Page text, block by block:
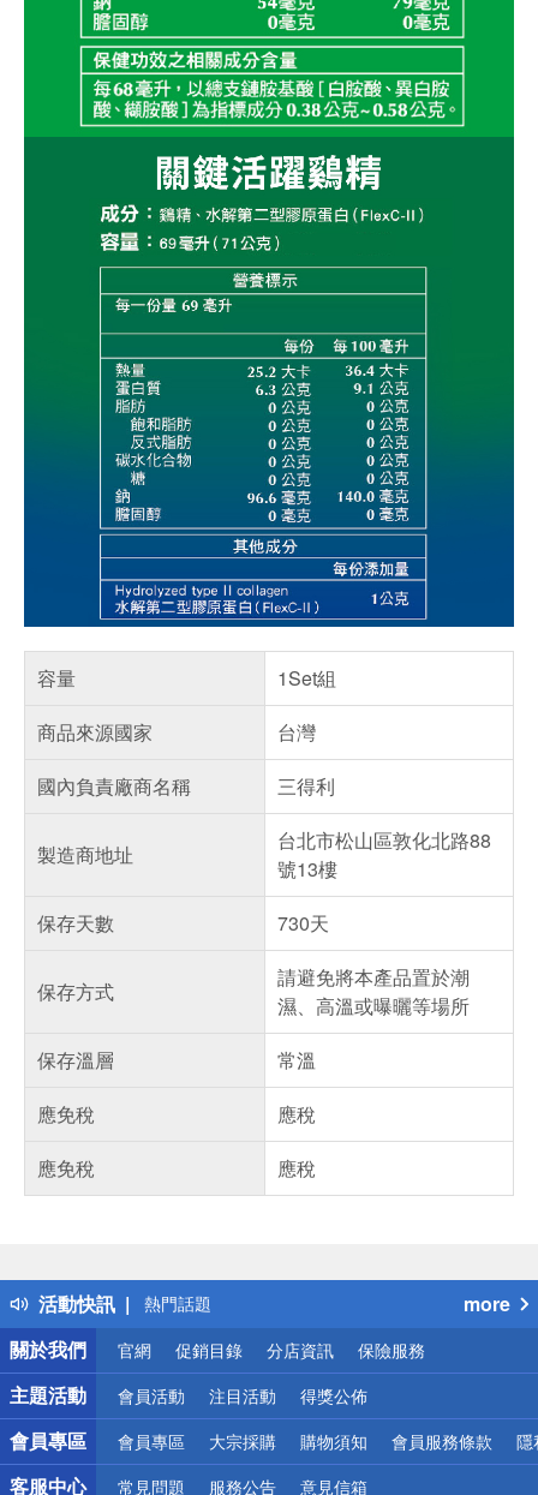
容量
1Set組
商品來源國家
台灣
國內負責廠商名稱
三得利
製造商地址
台北市松山區敦化北路88
號13樓
保存天數
730天
保存方式
請避免將本產品置於潮
濕、高溫或曝曬等場所
保存溫層
常溫
應免稅
應稅
應免稅
應稅
活動快訊
得獎公告
熱門話題
銀行優惠
偏遠地區配送
詐騙網頁！請小心！
more
關於我們
官網 促銷目錄 分店資訊 保險服務
主題活動 會員活動 注目活動 得獎公佈
會員專區 會員專區 大宗採購 購物須知 會員服務條款 隱
客服中心 常見問題 服務公告 意見信箱